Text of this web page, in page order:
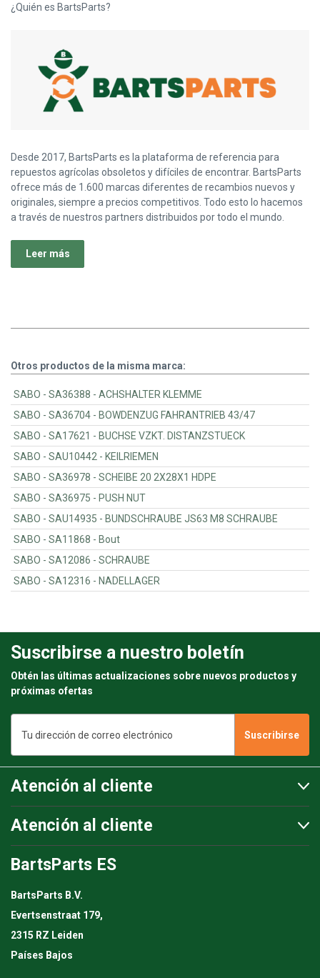
¿Quién es BartsParts?
Desde 2017, BartsParts es la plataforma de referencia para
repuestos agrícolas obsoletos y difíciles de encontrar. BartsParts
ofrece más de 1.600 marcas diferentes de recambios nuevos y
originales, siempre a precios competitivos. Todo esto lo hacemos
a través de nuestros partners distribuidos por todo el mundo.
Leer más
Otros productos de la misma marca:
SABO - SA36388 - ACHSHALTER KLEMME
SABO - SA36704 - BOWDENZUG FAHRANTRIEB 43/47
SABO - SA17621 - BUCHSE VZKT. DISTANZSTUECK
SABO - SAU10442 - KEILRIEMEN
SABO - SA36978 - SCHEIBE 20 2X28X1 HDPE
SABO - SA36975 - PUSH NUT
SABO - SAU14935 - BUNDSCHRAUBE JS63 M8 SCHRAUBE
SABO - SA11868 - Bout
SABO - SA12086 - SCHRAUBE
SABO - SA12316 - NADELLAGER
Suscribirse a nuestro boletín
Obtén las últimas actualizaciones sobre nuevos productos y
próximas ofertas
correo
electrónico
Atención al cliente
Atención al cliente
BartsParts ES
BartsParts B.V.
Evertsenstraat 179,
2315 RZ Leiden
Países Bajos